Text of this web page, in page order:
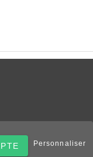
Personnaliser